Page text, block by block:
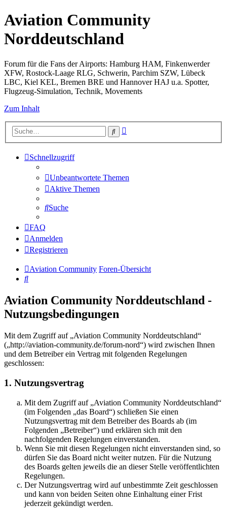
Aviation Community
Norddeutschland
Forum für die Fans der Airports: Hamburg HAM, Finkenwerder
XFW, Rostock-Laage RLG, Schwerin, Parchim SZW, Lübeck
LBC, Kiel KEL, Bremen BRE und Hannover HAJ u.a. Spotter,
Flugzeug-Simulation, Technik, Movements
Zum Inhalt
Suche
Schnellzugriff
Unbeantwortete Themen
Aktive Themen
Suche
FAQ
Anmelden
Registrieren
Aviation Community Foren-Übersicht
Suche
Aviation Community Norddeutschland -
Nutzungsbedingungen
Mit dem Zugriff auf „Aviation Community Norddeutschland“
(„http://aviation-community.de/forum-nord“) wird zwischen Ihnen
und dem Betreiber ein Vertrag mit folgenden Regelungen
geschlossen:
1. Nutzungsvertrag
Mit dem Zugriff auf „Aviation Community Norddeutschland“
(im Folgenden „das Board“) schließen Sie einen
Nutzungsvertrag mit dem Betreiber des Boards ab (im
Folgenden „Betreiber“) und erklären sich mit den
nachfolgenden Regelungen einverstanden.
Wenn Sie mit diesen Regelungen nicht einverstanden sind, so
dürfen Sie das Board nicht weiter nutzen. Für die Nutzung
des Boards gelten jeweils die an dieser Stelle veröffentlichten
Regelungen.
Der Nutzungsvertrag wird auf unbestimmte Zeit geschlossen
und kann von beiden Seiten ohne Einhaltung einer Frist
jederzeit gekündigt werden.